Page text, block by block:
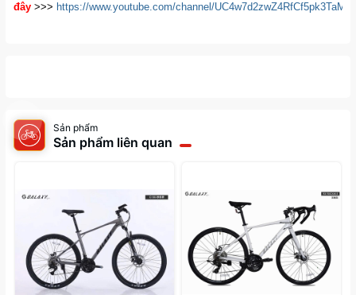
đây >>> https://www.youtube.com/channel/
Sản phẩm
Sản phẩm liên quan